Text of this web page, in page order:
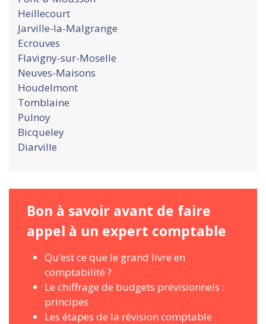
Heillecourt
Jarville-la-Malgrange
Ecrouves
Flavigny-sur-Moselle
Neuves-Maisons
Houdelmont
Tomblaine
Pulnoy
Bicqueley
Diarville
Bon à savoir avant de faire
appel à un expert comptable
Qu’est ce que le grand livre en
comptabilité ?
Le chiffrage de budgets prévisionnels :
principes
Les étapes de la révision comptable